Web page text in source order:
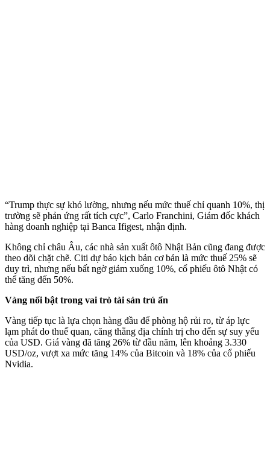
“Trump thực sự khó lường, nhưng nếu mức thuế chỉ quanh 10%, thị
trường sẽ phản ứng rất tích cực”, Carlo Franchini, Giám đốc khách
hàng doanh nghiệp tại Banca Ifigest, nhận định.
Không chỉ châu Âu, các nhà sản xuất ôtô Nhật Bản cũng đang được
theo dõi chặt chẽ. Citi dự báo kịch bản cơ bản là mức thuế 25% sẽ
duy trì, nhưng nếu bất ngờ giảm xuống 10%, cổ phiếu ôtô Nhật có
thể tăng đến 50%.
Vàng nổi bật trong vai trò tài sản trú ẩn
Vàng tiếp tục là lựa chọn hàng đầu để phòng hộ rủi ro, từ áp lực
lạm phát do thuế quan, căng thẳng địa chính trị cho đến sự suy yếu
của USD. Giá vàng đã tăng 26% từ đầu năm, lên khoảng 3.330
USD/oz, vượt xa mức tăng 14% của Bitcoin và 18% của cổ phiếu
Nvidia.